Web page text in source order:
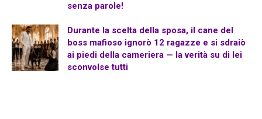
senza parole!
Durante la scelta della sposa, il cane del
boss mafioso ignorò 12 ragazze e si sdraiò
ai piedi della cameriera — la verità su di lei
sconvolse tutti